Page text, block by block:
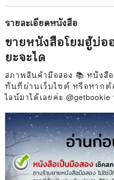
รายละเอียดหนังสือ
ขายหนังสือโยมฮู้บ่อ
ยะจะได
สภาพสินค้ามือสอง 📚 หนังสื
ทันทีผ่านเว็บไซต์ หรือหาก
ไลน์มาได้เลยค่ะ